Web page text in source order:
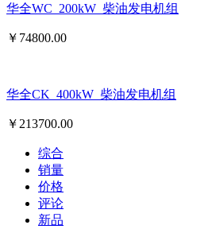
华全WC_200kW_柴油发电机组
￥ 74800.00
华全CK_400kW_柴油发电机组
￥ 213700.00
综合
销量
价格
评论
新品